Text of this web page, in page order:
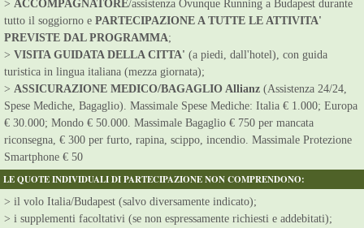
> ACCOMPAGNATORE/assistenza Ovunque Running a Budapest durante
tutto il soggiorno e PARTECIPAZIONE A TUTTE LE ATTIVITA'
PREVISTE DAL PROGRAMMA;
> VISITA GUIDATA DELLA CITTA' (a piedi, dall'hotel), con guida
turistica in lingua italiana (mezza giornata);
> ASSICURAZIONE MEDICO/BAGAGLIO Allianz (Assistenza 24/24,
Spese Mediche, Bagaglio). Massimale Spese Mediche: Italia € 1.000; Europa
€ 30.000; Mondo € 50.000. Massimale Bagaglio € 750 per mancata
riconsegna, € 300 per furto, rapina, scippo, incendio. Massimale Protezione
Smartphone € 50
LE QUOTE INDIVIDUALI DI PARTECIPAZIONE NON COMPRENDONO:
> il volo Italia/Budapest (salvo diversamente indicato);
> i supplementi facoltativi (se non espressamente richiesti e addebitati);